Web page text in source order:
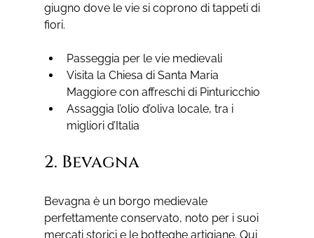
giugno dove le vie si coprono di tappeti di
fiori.
Passeggia per le vie medievali
Visita la Chiesa di Santa Maria
Maggiore con affreschi di Pinturicchio
Assaggia l’olio d’oliva locale, tra i
migliori d’Italia
2. Bevagna
Bevagna è un borgo medievale
perfettamente conservato, noto per i suoi
mercati storici e le botteghe artigiane. Qui